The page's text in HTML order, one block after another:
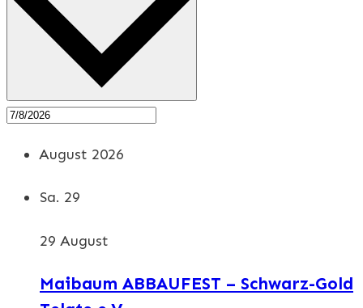
August 2026
Sa. 29
29 August
Maibaum ABBAUFEST – Schwarz-Gold